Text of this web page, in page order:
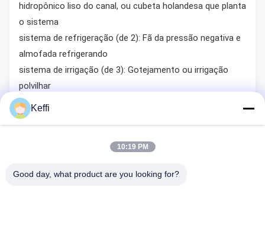
hidropônico liso do canal, ou cubeta holandesa que planta
o sistema
sistema de refrigeração (de 2): Fã da pressão negativa e
almofada refrigerando
sistema de irrigação (de 3): Gotejamento ou irrigação
polvilhar
(4) protegendo o sistema: Sistema de proteção interno e
exterior, alcance líquido 65%-75% do para-sol
Keffi
10:19 PM
Good day, what product are you looking for?